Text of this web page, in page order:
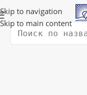
Skip to navigation
Skip to main content